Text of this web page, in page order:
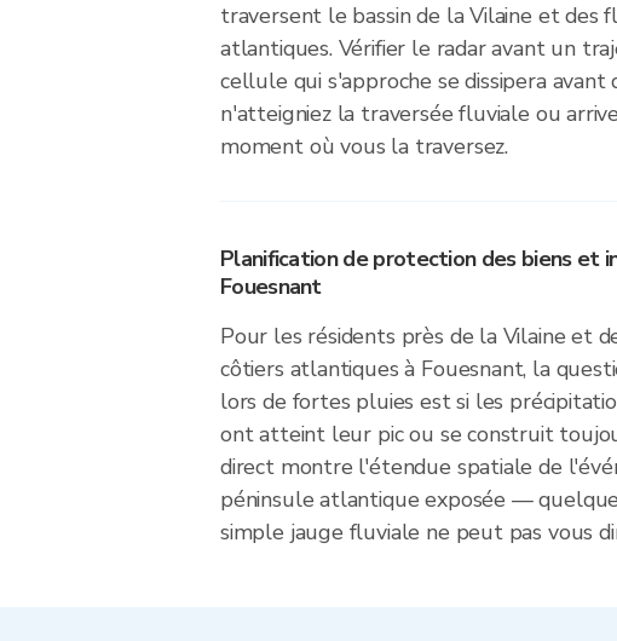
traversent le bassin de la Vilaine et des
atlantiques. Vérifier le radar avant un
cellule qui s'approche se dissipera avant
n'atteigniez la traversée fluviale ou
moment où vous la traversez.
Planification de protection des biens et
Fouesnant
Pour les résidents près de la Vilaine et
côtiers atlantiques à Fouesnant, la
lors de fortes pluies est si les
ont atteint leur pic ou se construit
direct montre l'étendue spatiale de
péninsule atlantique exposée —
simple jauge fluviale ne peut pas vous